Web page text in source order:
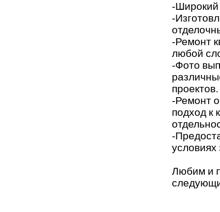
-Широкий
-
-Ремонт
любой
-Фото
проектов.
-Ремонт
подход
-
условиях
Любим и